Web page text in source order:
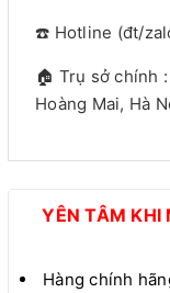
☎️ Hotline (đt/
🏠 Trụ sở chính
Hoàng Mai, Hà
YÊN TÂM KHI
Hàng chính